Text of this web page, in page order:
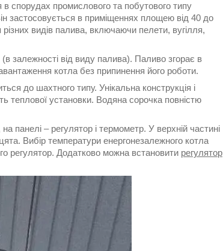
в спорудах промислового та побутового типу
застосовується в приміщеннях площею від 40 до
видів палива, включаючи пелети, вугілля,
залежності від виду палива). Паливо згорає в
котла без припинення його роботи.
до шахтного типу. Унікальна конструкція і
теплової установки. Водяна сорочка повністю
панелі – регулятор і термометр. У верхній частині
Вибір температури енергонезалежного котла
регулятор. Додатково можна встановити регулятор